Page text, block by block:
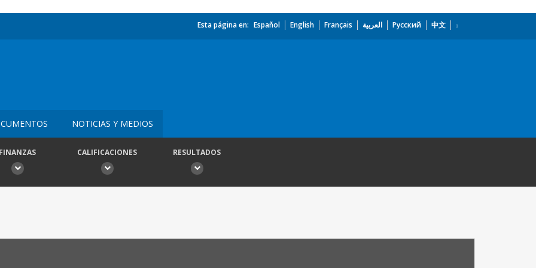
Esta página en: Español English Français العربية Русский 中文
NOTICIAS Y MEDIOS
CALIFICACIONES RESULTADOS